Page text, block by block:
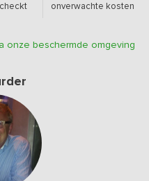
onverwachte kosten
onze beschermde omgeving